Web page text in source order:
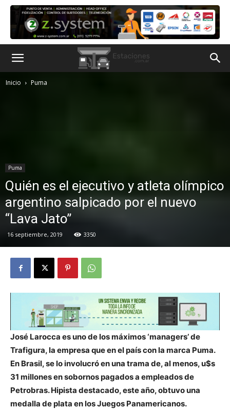
Inicio Puma
Puma
Quién es el ejecutivo y atleta olímpico
argentino salpicado por el nuevo
“Lava Jato”
16 septiembre, 2019 3350
José Larocca es uno de los máximos ‘managers’ de
Trafigura, la empresa que en el país con la marca Puma.
En Brasil, se lo involucró en una trama de, al menos, u$s
31 millones en sobornos pagados a empleados de
Petrobras. Hipista destacado, este año, obtuvo una
medalla de plata en los Juegos Panamericanos.